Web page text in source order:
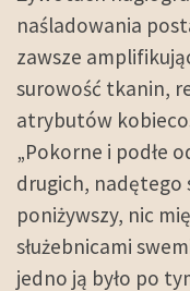
naśladowania
zawsze
surowość tkanin,
atrybutów
„Pokorne i podłe
drugich, nadętego
poniżywszy, nic
służebnicami
jedno ją było po